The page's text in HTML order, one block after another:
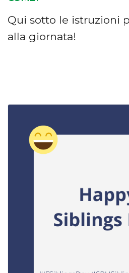
Qui sotto le istruzioni
alla giornata!